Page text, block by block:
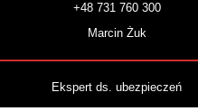
+48 731 760 300
Marcin Żuk
Ekspert ds. ubezpieczeń